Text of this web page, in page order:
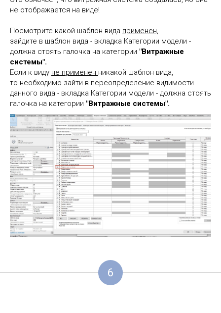
не отображается на виде!
Посмотрите какой шаблон вида применен,
зайдите в шаблон вида - вкладка Категории модели -
должна стоять галочка на категории "Витражные
системы".
Если к виду не применен никакой шаблон вида,
то необходимо зайти в переопределение видимости
данного вида - вкладка Категории модели - должна стоять
галочка на категории "Витражные системы".
6